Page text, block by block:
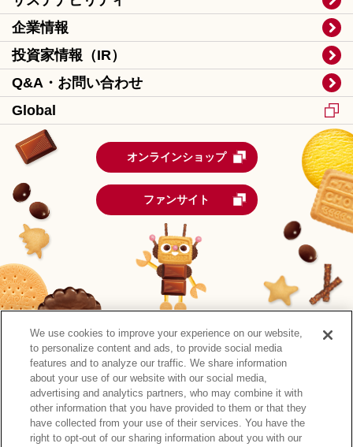
企業情報
投資家情報（IR）
Q&A・お問い合わせ
Global
オンラインショップ
ファンサイト
森永製菓公式アカウント一覧
We use cookies to improve your experience on our website,
to personalize content and ads, to provide social media
features and to analyze our traffic. We share information
about your use of our website with our social media,
advertising and analytics partners, who may combine it with
other information that you have provided to them or that they
have collected from your use of their services. You have the
right to opt-out of our sharing information about you with our